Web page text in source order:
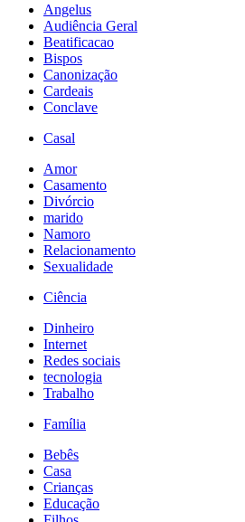
Angelus
Audiência Geral
Beatificacao
Bispos
Canonização
Cardeais
Conclave
Casal
Amor
Casamento
Divórcio
marido
Namoro
Relacionamento
Sexualidade
Ciência
Dinheiro
Internet
Redes sociais
tecnologia
Trabalho
Família
Bebês
Casa
Crianças
Educação